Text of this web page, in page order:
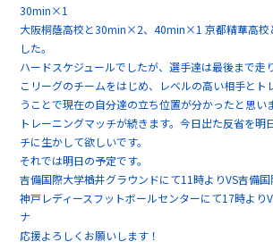
30min×1
大阪桐蔭高校と30min×2、40min×1 京都精華高
した。
ハードスケジュールでしたが、選手達は最後まで走
こリーグのチームをはじめ、レベルの高い相手とト
うことで現在の自分達の立ち位置が分かったと思い
トレーニングマッチが続きます。今日出た反省を明
チに生かして欲しいです。
それでは明日の予定です。
吉備国際大学楢井グラウンドにて11時よりVS吉備
神戸レディースフットボールセンターにて17時より
ナ
応援よろしくお願いします！